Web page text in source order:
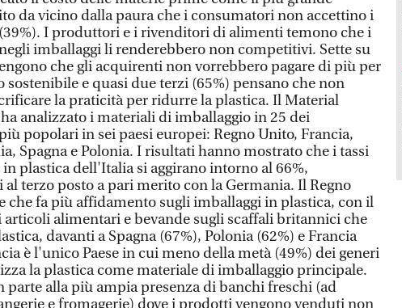
da vicino dalla paura che i consumatori non accettino i
I produttori e i rivenditori di alimenti temono che i
imballaggi li renderebbero non competitivi. Sette su
che gli acquirenti non vorrebbero pagare di più per
sostenibile e quasi due terzi (65%) pensano che non
la praticità per ridurre la plastica. Il Material
analizzato i materiali di imballaggio in 25 dei
popolari in sei paesi europei: Regno Unito, Francia,
Spagna e Polonia. I risultati hanno mostrato che i tassi
plastica dell'Italia si aggirano intorno al 66%,
al terzo posto a pari merito con la Germania. Il Regno
che fa più affidamento sugli imballaggi in plastica, con il
alimentari e bevande sugli scaffali britannici che
davanti a Spagna (67%), Polonia (62%) e Francia
è l'unico Paese in cui meno della metà (49%) dei generi
la plastica come materiale di imballaggio principale.
parte alla più ampia presenza di banchi freschi (ad
e fromagerie) dove i prodotti vengono venduti non